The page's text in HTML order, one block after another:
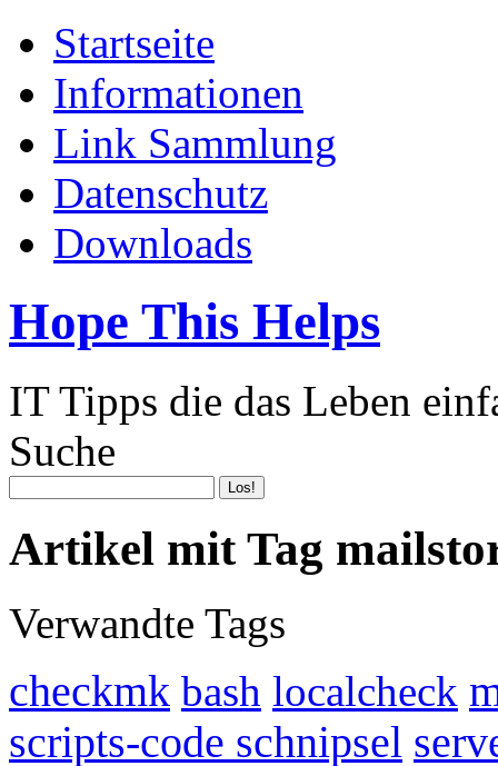
Startseite
Informationen
Link Sammlung
Datenschutz
Downloads
Hope This Helps
IT Tipps die das Leben
Suche
Artikel mit Tag
Verwandte Tags
checkmk bash localcheck
scripts-code schnipsel